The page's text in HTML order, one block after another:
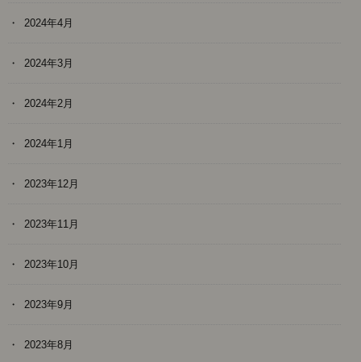
2024年4月
2024年3月
2024年2月
2024年1月
2023年12月
2023年11月
2023年10月
2023年9月
2023年8月